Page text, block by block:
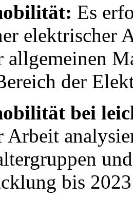
Es
elektrischer
allgemeinen
der
bei
Arbeit
bis